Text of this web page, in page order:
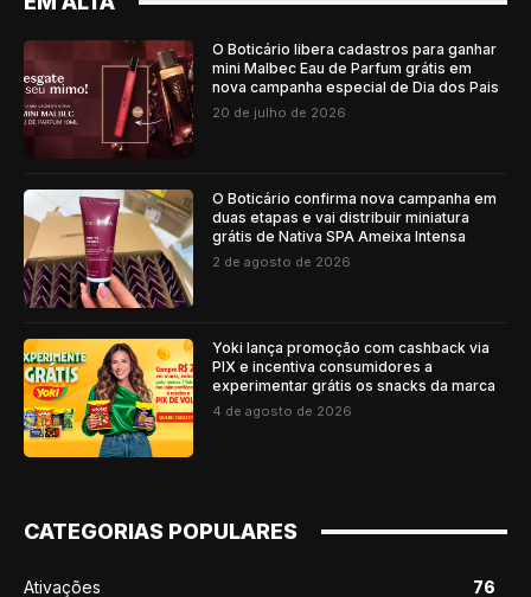
O Boticário libera cadastros para ganhar
mini Malbec Eau de Parfum grátis em
nova campanha especial de Dia dos Pais
20 de julho de 2026
O Boticário confirma nova campanha em
duas etapas e vai distribuir miniatura
grátis de Nativa SPA Ameixa Intensa
2 de agosto de 2026
Yoki lança promoção com cashback via
PIX e incentiva consumidores a
experimentar grátis os snacks da marca
4 de agosto de 2026
CATEGORIAS POPULARES
Ativações
76